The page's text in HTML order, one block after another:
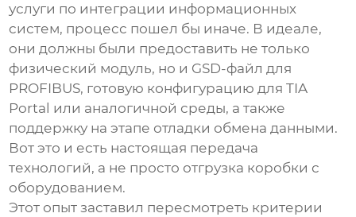
услуги по интеграции информационных
систем, процесс пошел бы иначе. В идеале,
они должны были предоставить не только
физический модуль, но и GSD-файл для
PROFIBUS, готовую конфигурацию для TIA
Portal или аналогичной среды, а также
поддержку на этапе отладки обмена данными.
Вот это и есть настоящая передача
технологий, а не просто отгрузка коробки с
оборудованием.
Этот опыт заставил пересмотреть критерии